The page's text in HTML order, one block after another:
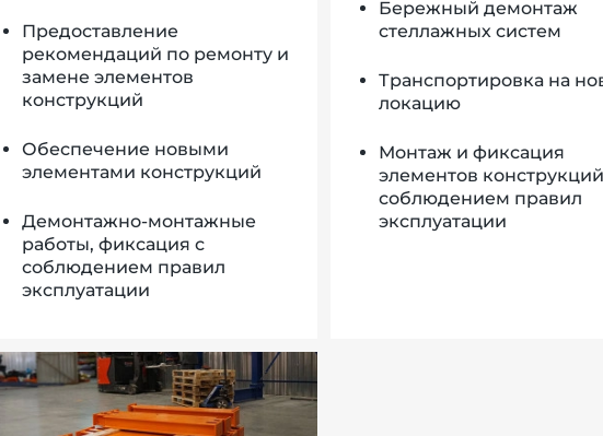
Предоставление
рекомендаций по ремонту и
замене элементов
конструкций
Обеспечение новыми
элементами конструкций
Демонтажно-монтажные
работы, фиксация с
соблюдением правил
эксплуатации
Бережный демонтаж
стеллажных систем
Транспортировка на
локацию
Монтаж и фиксация
элементов
соблюдением правил
эксплуатации